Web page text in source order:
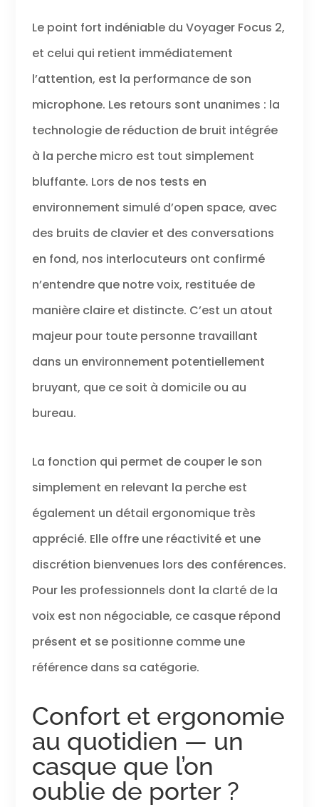
sans entendre ce
autour de vous.
Technologie
intelligente : la
fonction d'alerte
dynamique vous
parlez lorsque le
mode secret est
serre-tête léger
coussinets
agréables pour
un confort
optimal tout au
journée.
plusieurs
périphériques :
connectez-vous
à un ordinateur à
téléphone
Bluetooth v5.1.
Le point fort indéniable du Voyager Focus 2,
et celui qui retient immédiatement
l’attention, est la performance de son
microphone. Les retours sont unanimes : la
technologie de réduction de bruit intégrée
à la perche micro est tout simplement
bluffante. Lors de nos tests en
environnement simulé d’open space, avec
des bruits de clavier et des conversations
en fond, nos interlocuteurs ont confirmé
n’entendre que notre voix, restituée de
manière claire et distincte. C’est un atout
majeur pour toute personne travaillant
dans un environnement potentiellement
bruyant, que ce soit à domicile ou au
bureau.
La fonction qui permet de couper le son
simplement en relevant la perche est
également un détail ergonomique très
apprécié. Elle offre une réactivité et une
discrétion bienvenues lors des conférences.
Pour les professionnels dont la clarté de la
voix est non négociable, ce casque répond
présent et se positionne comme une
référence dans sa catégorie.
Confort et ergonomie
au quotidien — un
casque que l’on
oublie de porter ?